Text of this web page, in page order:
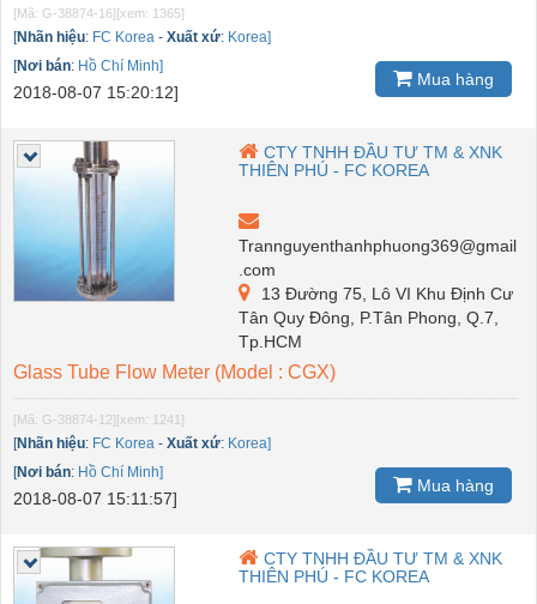
[Mã: G-38874-16][xem: 1365]
[Nhãn hiệu: FC Korea - Xuất xứ: Korea]
[Nơi bán: Hồ Chí Minh]
2018-08-07 15:20:12]
Mua hàng
CTY TNHH ĐẦU TƯ TM & XNK
THIÊN PHÚ - FC KOREA
Trannguyenthanhphuong369@gmail
.com
13 Đường 75, Lô VI Khu Định Cư
Tân Quy Đông, P.Tân Phong, Q.7,
Tp.HCM
Glass Tube Flow Meter (Model : CGX)
[Mã: G-38874-12][xem: 1241]
[Nhãn hiệu: FC Korea - Xuất xứ: Korea]
[Nơi bán: Hồ Chí Minh]
2018-08-07 15:11:57]
Mua hàng
CTY TNHH ĐẦU TƯ TM & XNK
THIÊN PHÚ - FC KOREA